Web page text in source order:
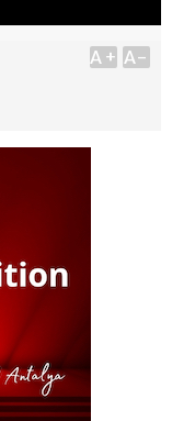
A+ A-